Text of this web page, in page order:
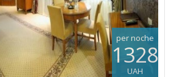
per noche
1328
UAH